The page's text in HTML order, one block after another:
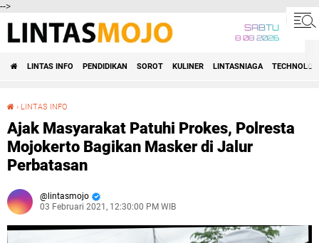
-->
SABTU
8 08 2026
LINTAS INFO PENDIDIKAN SOROT KULINER LINTASNIAGA
› LINTAS INFO
Ajak Masyarakat Patuhi Prokes, Polresta
Mojokerto Bagikan Masker di Jalur
Perbatasan
lintasmojo
03 Februari 2021, 12:30:00 PM WIB